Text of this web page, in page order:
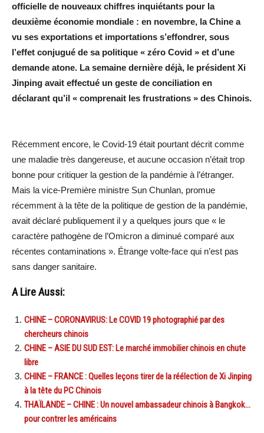
officielle de nouveaux chiffres inquiétants pour la
deuxième économie mondiale : en novembre, la Chine a
vu ses exportations et importations s’effondrer, sous
l’effet conjugué de sa politique « zéro Covid » et d’une
demande atone. La semaine dernière déjà, le président Xi
Jinping avait effectué un geste de conciliation en
déclarant qu’il « comprenait les frustrations » des Chinois.
Récemment encore, le Covid-19 était pourtant décrit comme
une maladie très dangereuse, et aucune occasion n’était trop
bonne pour critiquer la gestion de la pandémie à l’étranger.
Mais la vice-Première ministre Sun Chunlan, promue
récemment à la tête de la politique de gestion de la pandémie,
avait déclaré publiquement il y a quelques jours que « le
caractère pathogène de l’Omicron a diminué comparé aux
récentes contaminations ». Étrange volte-face qui n’est pas
sans danger sanitaire.
A Lire Aussi:
CHINE – CORONAVIRUS: Le COVID 19 photographié par des
chercheurs chinois
CHINE – ASIE DU SUD EST: Le marché immobilier chinois en chute
libre
CHINE – FRANCE : Quelles leçons tirer de la réélection de Xi Jinping
à la tête du PC Chinois
THAÏLANDE – CHINE : Un nouvel ambassadeur chinois à Bangkok…
pour contrer les américains